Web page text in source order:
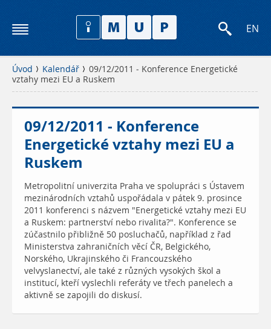
EN
Úvod Kalendář
09/12/2011 - Konference Energetické
vztahy mezi EU a Ruskem
09/12/2011 - Konference
Energetické vztahy mezi EU a
Ruskem
Metropolitní univerzita Praha ve spolupráci s Ústavem
mezinárodních vztahů uspořádala v pátek 9. prosince
2011 konferenci s názvem "Energetické vztahy mezi EU
a Ruskem: partnerství nebo rivalita?". Konference se
zúčastnilo přibližně 50 posluchačů, například z řad
Ministerstva zahraničních věcí ČR, Belgického,
Norského, Ukrajinského či Francouzského
velvyslanectví, ale také z různých vysokých škol a
institucí, kteří vyslechli referáty ve třech panelech a
aktivně se zapojili do diskusí.